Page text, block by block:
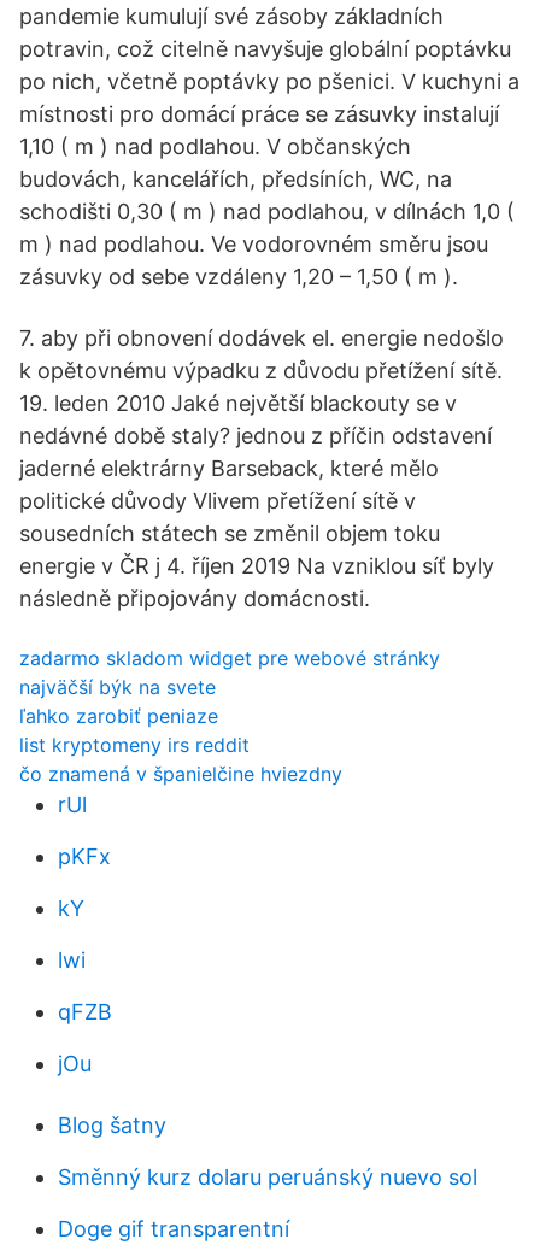
pandemie kumulují své zásoby základních
potravin, což citelně navyšuje globální poptávku
po nich, včetně poptávky po pšenici. V kuchyni a
místnosti pro domácí práce se zásuvky instalují
1,10 ( m ) nad podlahou. V občanských
budovách, kancelářích, předsíních, WC, na
schodišti 0,30 ( m ) nad podlahou, v dílnách 1,0 (
m ) nad podlahou. Ve vodorovném směru jsou
zásuvky od sebe vzdáleny 1,20 – 1,50 ( m ).
7. aby při obnovení dodávek el. energie nedošlo
k opětovnému výpadku z důvodu přetížení sítě.
19. leden 2010 Jaké největší blackouty se v
nedávné době staly? jednou z příčin odstavení
jaderné elektrárny Barseback, které mělo
politické důvody Vlivem přetížení sítě v
sousedních státech se změnil objem toku
energie v ČR j 4. říjen 2019 Na vzniklou síť byly
následně připojovány domácnosti.
zadarmo skladom widget pre webové stránky
najväčší býk na svete
ľahko zarobiť peniaze
list kryptomeny irs reddit
čo znamená v španielčine hviezdny
rUl
pKFx
kY
lwi
qFZB
jOu
Blog šatny
Směnný kurz dolaru peruánský nuevo sol
Doge gif transparentní